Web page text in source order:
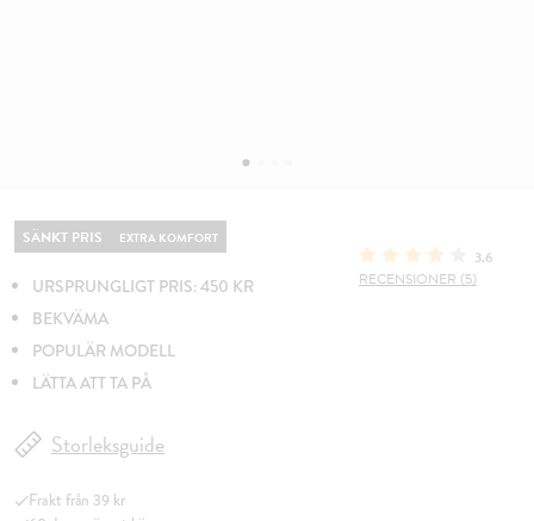
SÄNKT PRIS EXTRA KOMFORT
URSPRUNGLIGT PRIS: 450 KR
BEKVÄMA
POPULÄR MODELL
LÄTTA ATT TA PÅ
3.6
RECENSIONER (5)
Storleksguide
Frakt från 39 kr